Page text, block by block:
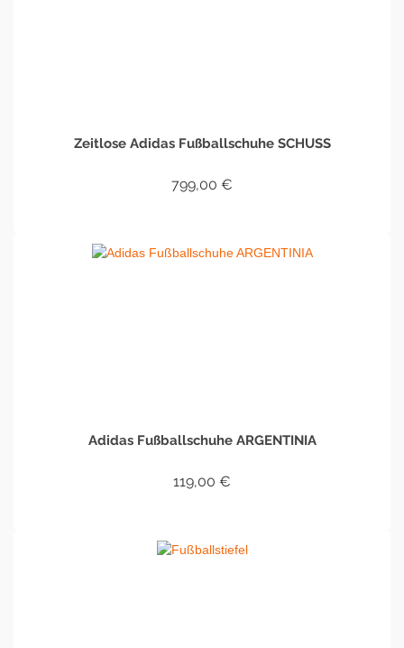
Zeitlose Adidas Fußballschuhe SCHUSS
799,00 €
Adidas Fußballschuhe ARGENTINIA
119,00 €